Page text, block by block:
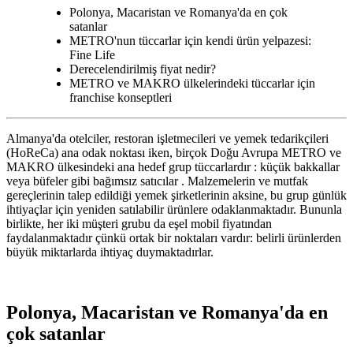
Polonya, Macaristan ve Romanya'da en çok
satanlar
METRO'nun tüccarlar için kendi ürün yelpazesi:
Fine Life
Derecelendirilmiş fiyat nedir?
METRO ve MAKRO ülkelerindeki tüccarlar için
franchise konseptleri
Almanya'da otelciler, restoran işletmecileri ve yemek tedarikçileri
(HoReCa) ana odak noktası iken, birçok Doğu Avrupa METRO ve
MAKRO ülkesindeki ana hedef grup tüccarlardır : küçük bakkallar
veya büfeler gibi bağımsız satıcılar . Malzemelerin ve mutfak
gereçlerinin talep edildiği yemek şirketlerinin aksine, bu grup günlük
ihtiyaçlar için yeniden satılabilir ürünlere odaklanmaktadır. Bununla
birlikte, her iki müşteri grubu da eşel mobil fiyatından
faydalanmaktadır çünkü ortak bir noktaları vardır: belirli ürünlerden
büyük miktarlarda ihtiyaç duymaktadırlar.
Polonya, Macaristan ve Romanya'da en
çok satanlar